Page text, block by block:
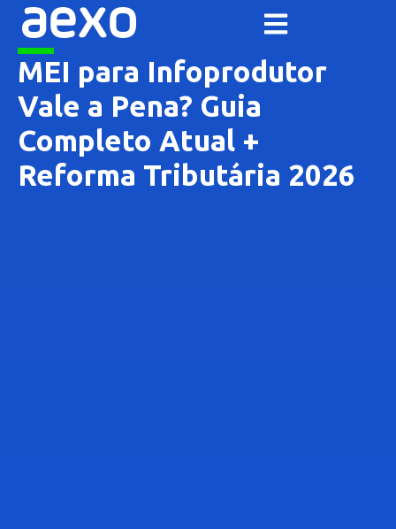
MEI para Infoprodutor
Vale a Pena? Guia
Completo Atual +
Reforma Tributária 2026